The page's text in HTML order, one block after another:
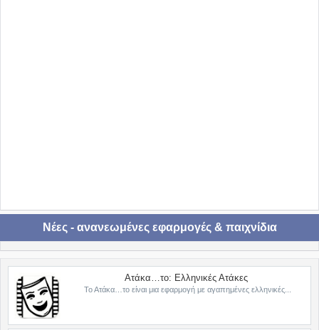
Νέες - ανανεωμένες εφαρμογές & παιχνίδια
Ατάκα…το: Ελληνικές Ατάκες
Το Ατάκα…το είναι μια εφαρμογή με αγαπημένες ελληνικές...